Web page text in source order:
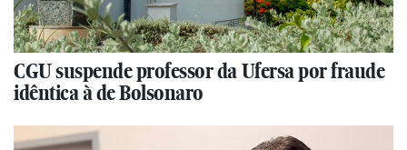
CGU suspende professor da Ufersa por fraude
idêntica à de Bolsonaro